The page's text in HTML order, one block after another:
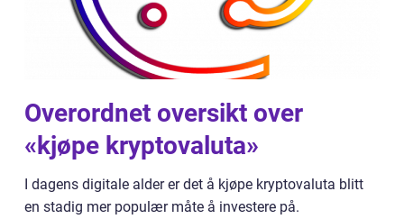
Overordnet oversikt over
«kjøpe kryptovaluta»
I dagens digitale alder er det å kjøpe kryptovaluta blitt
en stadig mer populær måte å investere på.